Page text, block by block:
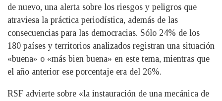
de nuevo, una alerta sobre los riesgos y peligros que
atraviesa la práctica periodística, además de las
consecuencias para las democracias. Sólo 24% de los
180 países y territorios analizados registran una situación
«buena» o «más bien buena» en este tema, mientras que
el año anterior ese porcentaje era del 26%.
RSF advierte sobre «la instauración de una mecánica de